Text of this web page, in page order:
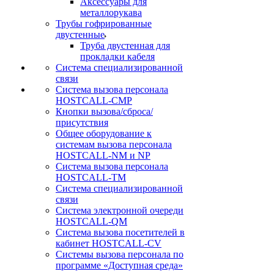
металлорукава
Трубы гофрированные
двустенные
Труба двустенная для
прокладки кабеля
Система специализированной
связи
Cистема вызова персонала
HOSTCALL-CMP
Кнопки вызова/сброса/
присутствия
Общее оборудование к
системам вызова персонала
HOSTCALL-NM и NP
Система вызова персонала
HOSTCALL-TM
Система специализированной
связи
Система электронной очереди
HOSTCALL-QM
Cистема вызова посетителей в
кабинет HOSTCALL-CV
Системы вызова персонала по
программе «Доступная среда»